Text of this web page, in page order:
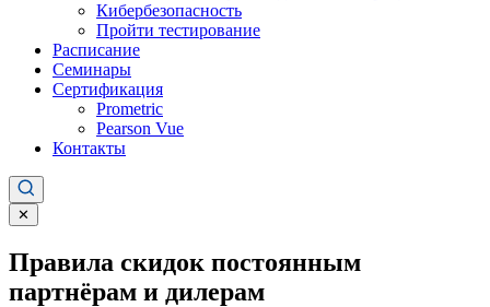
Кибербезопасность
Пройти тестирование
Расписание
Семинары
Сертификация
Prometric
Pearson Vue
Контакты
✕
Правила скидок постоянным
партнёрам и дилерам